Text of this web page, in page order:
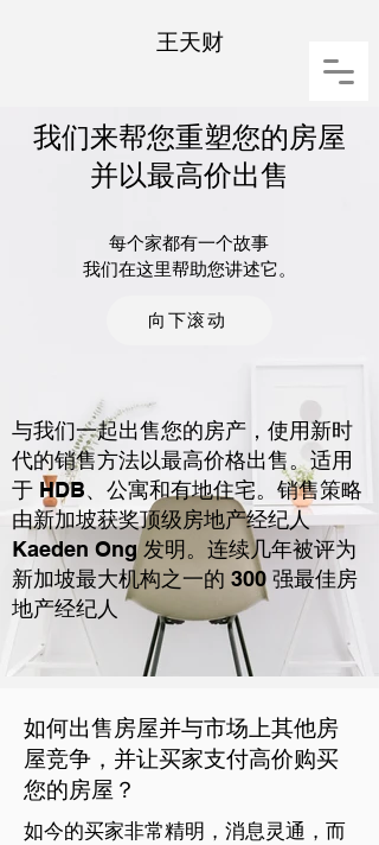
王天财
我们来帮您重塑您的房屋
并以最高价出售
每个家都有一个故事
我们在这里帮助您讲述它。
向下滚动
与我们一起出售您的房产，使用新时
代的销售方法以最高价格出售。适用
于 HDB、公寓和有地住宅。销售策略
由新加坡获奖顶级房地产经纪人
Kaeden Ong 发明。连续几年被评为
新加坡最大机构之一的 300 强最佳房
地产经纪人
如何出售房屋并与市场上其他房
屋竞争，并让买家支付高价购买
您的房屋？
如今的买家非常精明，消息灵通，而